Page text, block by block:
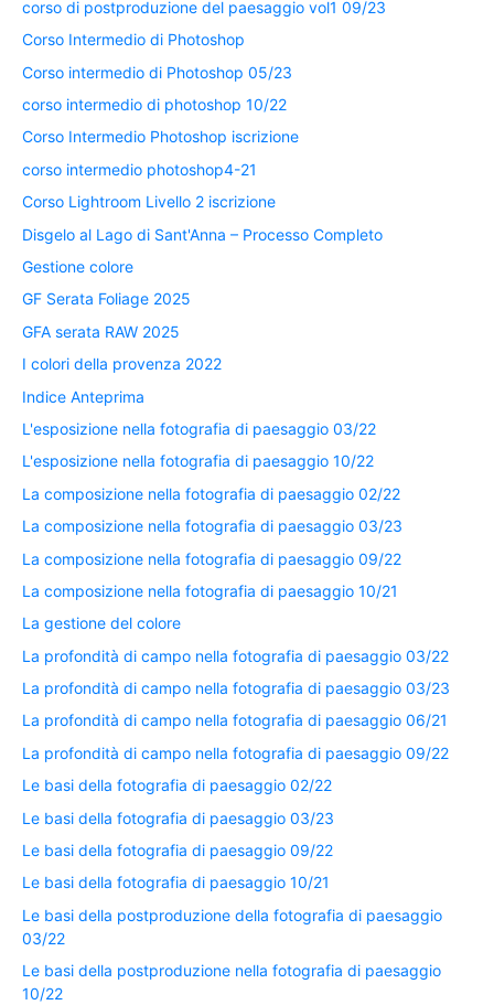
corso di postproduzione del paesaggio vol1 09/23
Corso Intermedio di Photoshop
Corso intermedio di Photoshop 05/23
corso intermedio di photoshop 10/22
Corso Intermedio Photoshop iscrizione
corso intermedio photoshop4-21
Corso Lightroom Livello 2 iscrizione
Disgelo al Lago di Sant'Anna – Processo Completo
Gestione colore
GF Serata Foliage 2025
GFA serata RAW 2025
I colori della provenza 2022
Indice Anteprima
L'esposizione nella fotografia di paesaggio 03/22
L'esposizione nella fotografia di paesaggio 10/22
La composizione nella fotografia di paesaggio 02/22
La composizione nella fotografia di paesaggio 03/23
La composizione nella fotografia di paesaggio 09/22
La composizione nella fotografia di paesaggio 10/21
La gestione del colore
La profondità di campo nella fotografia di paesaggio 03/22
La profondità di campo nella fotografia di paesaggio 03/23
La profondità di campo nella fotografia di paesaggio 06/21
La profondità di campo nella fotografia di paesaggio 09/22
Le basi della fotografia di paesaggio 02/22
Le basi della fotografia di paesaggio 03/23
Le basi della fotografia di paesaggio 09/22
Le basi della fotografia di paesaggio 10/21
Le basi della postproduzione della fotografia di paesaggio
03/22
Le basi della postproduzione nella fotografia di paesaggio
10/22